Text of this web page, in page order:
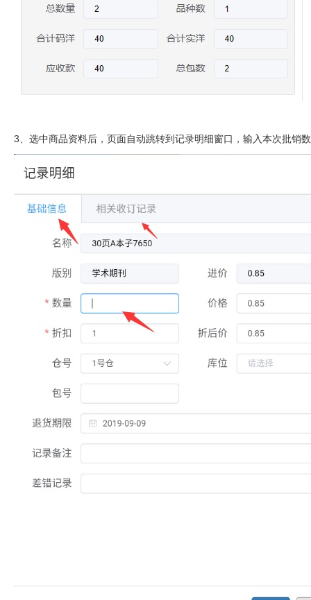
3、选中商品资料后，页面自动跳转到记录明细窗口，输入本次批销